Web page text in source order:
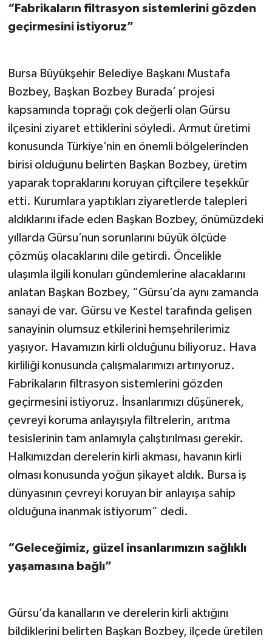
“Fabrikaların filtrasyon sistemlerini gözden
geçirmesini istiyoruz”
Bursa Büyükşehir Belediye Başkanı Mustafa
Bozbey, Başkan Bozbey Burada’ projesi
kapsamında toprağı çok değerli olan Gürsu
ilçesini ziyaret ettiklerini söyledi. Armut üretimi
konusunda Türkiye’nin en önemli bölgelerinden
birisi olduğunu belirten Başkan Bozbey, üretim
yaparak topraklarını koruyan çiftçilere teşekkür
etti. Kurumlara yaptıkları ziyaretlerde talepleri
aldıklarını ifade eden Başkan Bozbey, önümüzdeki
yıllarda Gürsu’nun sorunlarını büyük ölçüde
çözmüş olacaklarını dile getirdi. Öncelikle
ulaşımla ilgili konuları gündemlerine alacaklarını
anlatan Başkan Bozbey, “Gürsu’da aynı zamanda
sanayi de var. Gürsu ve Kestel tarafında gelişen
sanayinin olumsuz etkilerini hemşehrilerimiz
yaşıyor. Havamızın kirli olduğunu biliyoruz. Hava
kirliliği konusunda çalışmalarımızı artırıyoruz.
Fabrikaların filtrasyon sistemlerini gözden
geçirmesini istiyoruz. İnsanlarımızı düşünerek,
çevreyi koruma anlayışıyla filtrelerin, arıtma
tesislerinin tam anlamıyla çalıştırılması gerekir.
Halkımızdan derelerin kirli akması, havanın kirli
olması konusunda yoğun şikayet aldık. Bursa iş
dünyasının çevreyi koruyan bir anlayışa sahip
olduğuna inanmak istiyorum” dedi.
“Geleceğimiz, güzel insanlarımızın sağlıklı
yaşamasına bağlı”
Gürsu’da kanalların ve derelerin kirli aktığını
bildiklerini belirten Başkan Bozbey, ilçede üretilen